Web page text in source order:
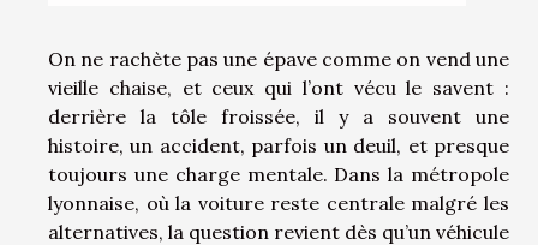
On ne rachète pas une épave comme on vend une
vieille chaise, et ceux qui l’ont vécu le savent :
derrière la tôle froissée, il y a souvent une
histoire, un accident, parfois un deuil, et presque
toujours une charge mentale. Dans la métropole
lyonnaise, où la voiture reste centrale malgré les
alternatives, la question revient dès qu’un véhicule